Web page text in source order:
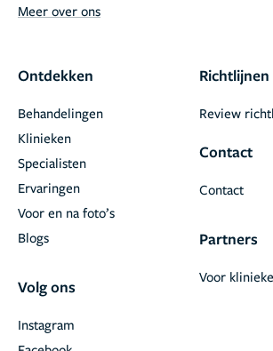
Meer over ons
Ontdekken
Behandelingen
Klinieken
Specialisten
Ervaringen
Voor en na foto’s
Blogs
Volg ons
Instagram
Richtlijnen
Review
Contact
Contact
Partners
Voor